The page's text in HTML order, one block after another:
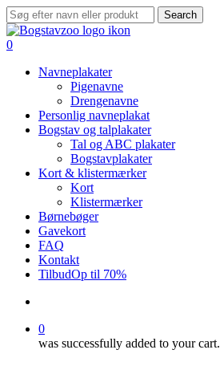
Skip
to
main
Search
Close
Search
search
0
Navneplakater
Pigenavne
Drengenavne
Personlig navneplakat
Bogstav og talplakater
Tal og ABC plakater
Bogstavplakater
Kort & klistermærker
Kort
Klistermærker
Børnebøger
Gavekort
FAQ
Kontakt
TilbudOp til 70%
0
was successfully added to your cart.